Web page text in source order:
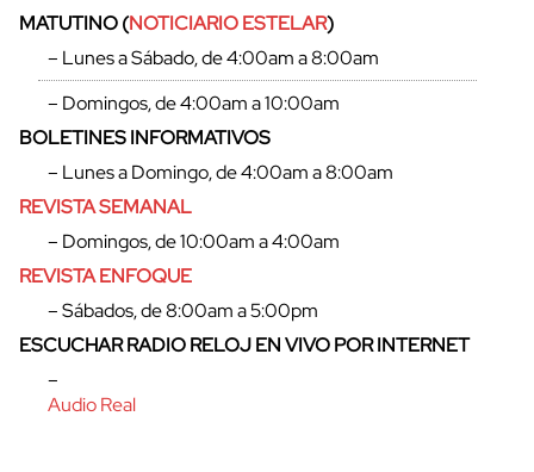
MATUTINO (NOTICIARIO ESTELAR)
– Lunes a Sábado, de 4:00am a 8:00am
– Domingos, de 4:00am a 10:00am
BOLETINES INFORMATIVOS
– Lunes a Domingo, de 4:00am a 8:00am
REVISTA SEMANAL
– Domingos, de 10:00am a 4:00am
REVISTA ENFOQUE
– Sábados, de 8:00am a 5:00pm
ESCUCHAR RADIO RELOJ EN VIVO POR INTERNET
–
Audio Real